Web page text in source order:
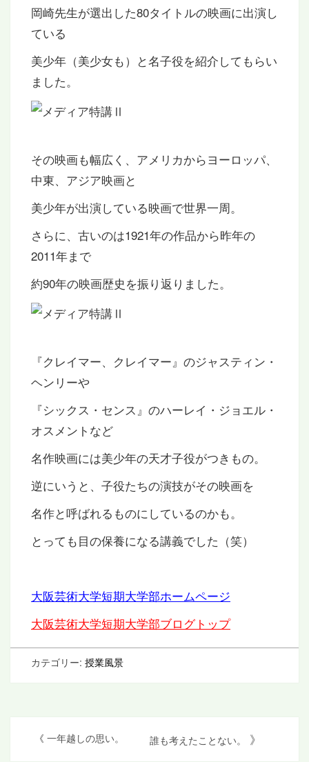
岡崎先生が選出した80タイトルの映画に出演し
ている
美少年（美少女も）と名子役を紹介してもらい
ました。
その映画も幅広く、アメリカからヨーロッパ、
中東、アジア映画と
美少年が出演している映画で世界一周。
さらに、古いのは1921年の作品から昨年の
2011年まで
約90年の映画歴史を振り返りました。
『クレイマー、クレイマー』のジャスティン・
ヘンリーや
『シックス・センス』のハーレイ・ジョエル・
オスメントなど
名作映画には美少年の天才子役がつきもの。
逆にいうと、子役たちの演技がその映画を
名作と呼ばれるものにしているのかも。
とっても目の保養になる講義でした（笑）
大阪芸術大学短期大学部ホームページ
大阪芸術大学短期大学部ブログトップ
カテゴリー: 授業風景
《 一年越しの思い。 誰も考えたことない。 》